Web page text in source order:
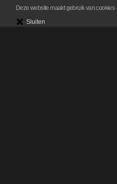
Deze website maakt gebruik van cookies
Sluiten